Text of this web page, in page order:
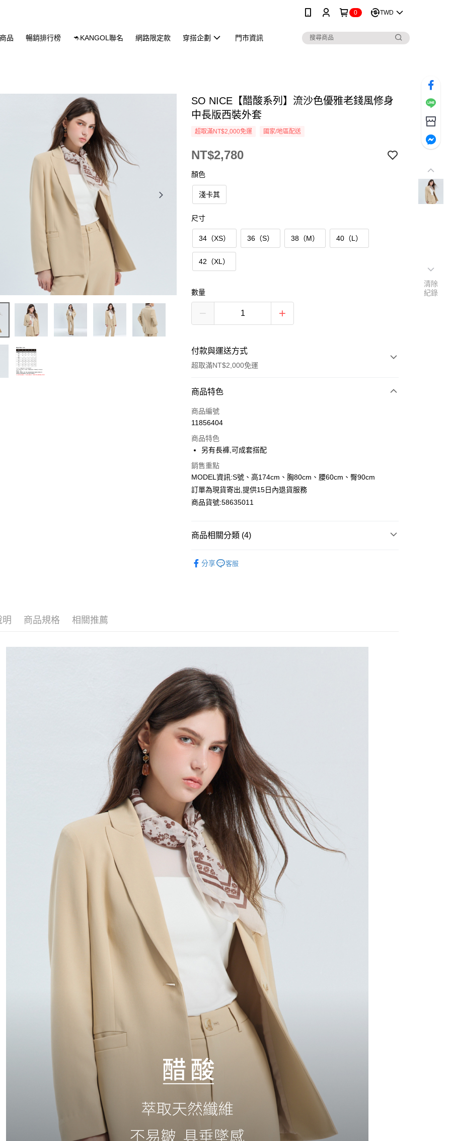
0 TWD
品 暢銷排行榜 🦘KANGOL聯名 網路限定款 穿搭企劃 門市資訊
SO NICE【醋酸系列】流沙色優雅老錢風修身
中長版西裝外套
超取滿NT$2,000免運 國家/地區配送
NT$2,780
顏色
淺卡其
尺寸
34（XS） 36（S） 38（M） 40（L）
42（XL）
數量
付款與運送方式
超取滿NT$2,000免運
付款方式
信用卡一次付款
LINE Pay
Apple Pay
全家付款取貨
付款後全家取貨
每筆NT$80，滿NT$2,000(含以上)免運費
每筆NT$120，滿NT$2,000(含以上)免運費
離島宅配
每筆NT$400，滿NT$2,000(含以上)免運費
付款後門市自取
免運費
國家/地區配送
商品特色
商品編號
11856404
商品特色
另有長褲,可成套搭配
銷售重點
MODEL資訊:S號、高174cm、胸80cm、腰60cm、臀90cm
訂單為現貨寄出,提供15日內退貨服務
商品貨號:58635011
商品相關分類 (4)
分享 客服
明 商品規格 相關推薦
清除
紀錄